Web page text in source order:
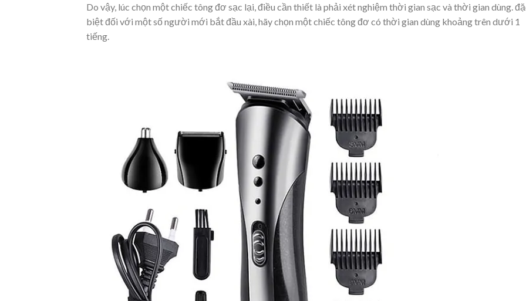
Do vậy, lúc chọn một chiếc tông đơ sạc lại, điều cần thiết là phải xét nghiệm thời gian sạc và thời gian dùng.
biệt đối với một số người mới bắt đầu xài, hãy chọn một chiếc tông đơ có thời gian dùng khoảng trên dưới 1
tiếng.